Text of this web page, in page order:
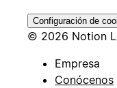
Configuración de
© 2026 Notion
Empresa
Conócenos